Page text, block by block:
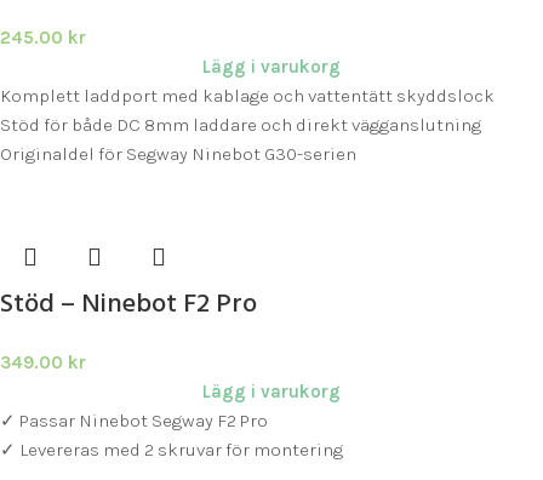
245.00 kr
Lägg i varukorg
Komplett laddport med kablage och vattentätt skyddslock
Stöd för både DC 8mm laddare och direkt vägganslutning
Originaldel för Segway Ninebot G30-serien
Stöd – Ninebot F2 Pro
349.00 kr
Lägg i varukorg
✓ Passar Ninebot Segway F2 Pro
✓ Levereras med 2 skruvar för montering